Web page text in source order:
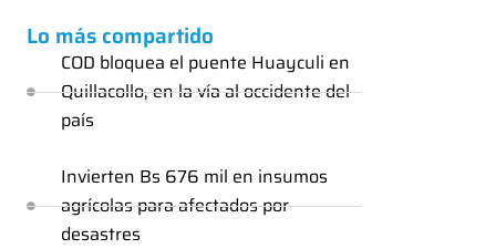
Lo más compartido
COD bloquea el puente Huayculi en
Quillacollo, en la vía al occidente del
país
Invierten Bs 676 mil en insumos
agrícolas para afectados por
desastres